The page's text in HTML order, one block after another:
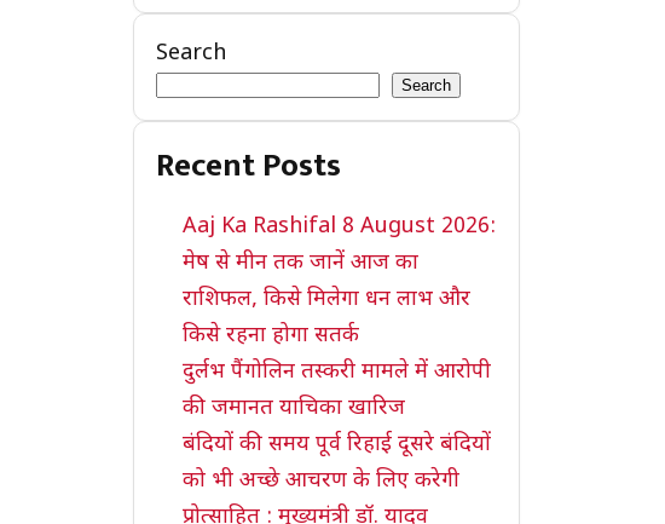
Search
Search
Recent Posts
Aaj Ka Rashifal 8 August 2026:
मेष से मीन तक जानें आज का
राशिफल, किसे मिलेगा धन लाभ और
किसे रहना होगा सतर्क
दुर्लभ पैंगोलिन तस्करी मामले में आरोपी
की जमानत याचिका खारिज
बंदियों की समय पूर्व रिहाई दूसरे बंदियों
को भी अच्छे आचरण के लिए करेगी
प्रोत्साहित : मुख्यमंत्री डॉ. यादव